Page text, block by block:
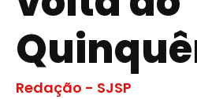
Redação - SJSP